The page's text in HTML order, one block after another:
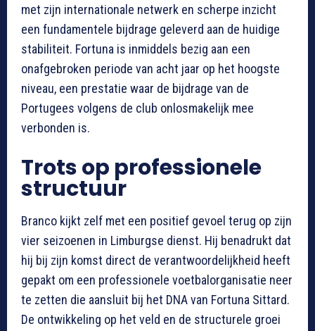
met zijn internationale netwerk en scherpe inzicht
een fundamentele bijdrage geleverd aan de huidige
stabiliteit. Fortuna is inmiddels bezig aan een
onafgebroken periode van acht jaar op het hoogste
niveau, een prestatie waar de bijdrage van de
Portugees volgens de club onlosmakelijk mee
verbonden is.
Trots op professionele
structuur
Branco kijkt zelf met een positief gevoel terug op zijn
vier seizoenen in Limburgse dienst. Hij benadrukt dat
hij bij zijn komst direct de verantwoordelijkheid heeft
gepakt om een professionele voetbalorganisatie neer
te zetten die aansluit bij het DNA van Fortuna Sittard.
De ontwikkeling op het veld en de structurele groei